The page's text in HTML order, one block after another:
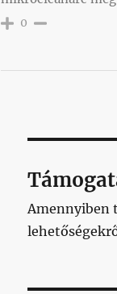
0
Amennyiben